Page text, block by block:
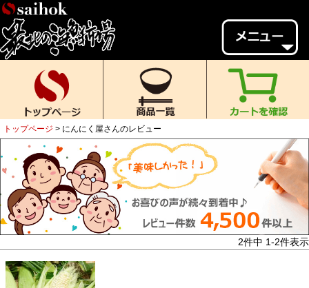
会員様メニュー
ゲスト
様、
いらっしゃいませ。
ご来店ありがとうございます。
新規会員登録
MYページ MYクーポン
ポイント履歴 お気に入り
レビュー投稿 閲覧履歴
当店について
初めての方へ
トップページ にんにく屋さんのレビュー
2件中 1-2件表示